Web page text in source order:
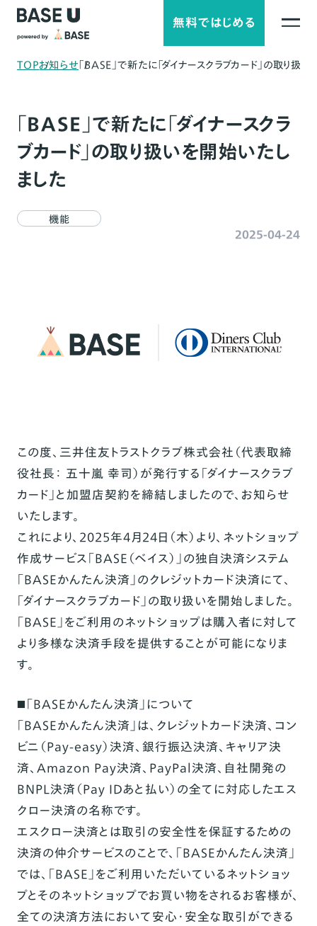
無料ではじめる
TOPお知らせ「BASE」で新たに「ダイナースクラブカード」の取り扱
「BASE」で新たに「ダイナースクラ
ブカード」の取り扱いを開始いたし
ました
機能
2025-04-24
この度、三井住友トラストクラブ株式会社（代表取締
役社長： 五十嵐 幸司）が発行する「ダイナースクラブ
カード」と加盟店契約を締結しましたので、お知らせ
いたします。
これにより、2025年4月24日（木）より、ネットショップ
作成サービス「BASE（ベイス）」の独自決済システム
「BASEかんたん決済」のクレジットカード決済にて、
「ダイナースクラブカード」の取り扱いを開始しました。
「BASE」をご利用のネットショップは購入者に対して
より多様な決済手段を提供することが可能になりま
す。
◼️「BASEかんたん決済」について
「BASEかんたん決済」は、クレジットカード決済、コン
ビニ（Pay-easy）決済、銀行振込決済、キャリア決
済、Amazon Pay決済、PayPal決済、自社開発の
BNPL決済（Pay IDあと払い）の全てに対応したエス
クロー決済の名称です。
エスクロー決済とは取引の安全性を保証するための
決済の仲介サービスのことで、「BASEかんたん決済」
では、「BASE」をご利用いただいているネットショッ
プとそのネットショップでお買い物をされるお客様が、
全ての決済方法において安心・安全な取引ができる